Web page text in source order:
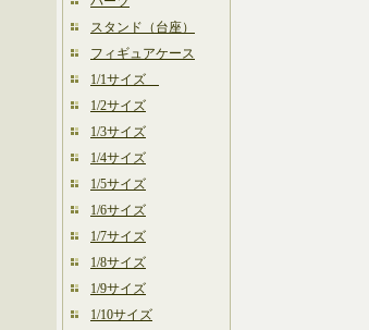
スタンド（台座）
フィギュアケース
1/1サイズ
1/2サイズ
1/3サイズ
1/4サイズ
1/5サイズ
1/6サイズ
1/7サイズ
1/8サイズ
1/9サイズ
1/10サイズ